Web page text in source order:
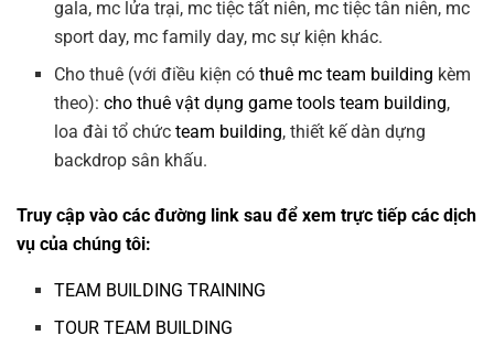
gala, mc lửa trại, mc tiệc tất niên, mc tiệc tân niên, mc
sport day, mc family day, mc sự kiện khác.
Cho thuê (với điều kiện cóthuê mc team building kèm
theo):cho thuê vật dụng game tools team building,
loa đài tổ chứcteam building, thiết kế dàn dựng
backdrop sân khấu.
Truy cập vào các đường link sau để xem trực tiếp các dịch
vụ của chúng tôi:
TEAM BUILDING TRAINING
TOUR TEAM BUILDING